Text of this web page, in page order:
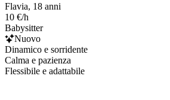
Flavia, 18 anni
10 €/h
Babysitter
Nuovo
Dinamico e sorridente
Calma e pazienza
Flessibile e adattabile